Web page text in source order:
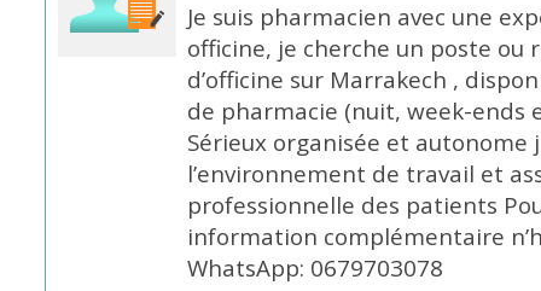
Je suis pharmacien avec une
officine, je cherche un poste
d’officine sur Marrakech ,
de pharmacie (nuit, week-ends
Sérieux organisée et autonome
l’environnement de travail et
professionnelle des patients
information complémentaire
WhatsApp: 0679703078